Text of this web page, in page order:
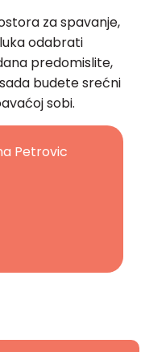
za spavanje,
odabrati
predomislite,
budete srećni
sobi.
Petrovic